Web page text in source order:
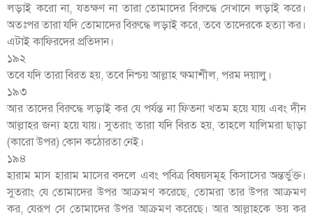
লড়াই করো না, যতক্ষণ না তারা তোমাদের বিরুদ্ধে সেখানে লড়াই করে।
অতঃপর তারা যদি তোমাদের বিরুদ্ধে লড়াই করে, তবে তাদেরকে হত্যা কর।
এটাই কাফিরদের প্রতিদান।
১৯২
তবে যদি তারা বিরত হয়, তবে নিশ্চয় আল্লাহ ক্ষমাশীল, পরম দয়ালু।
১৯৩
আর তাদের বিরুদ্ধে লড়াই কর যে পর্যন্ত না ফিতনা খতম হয়ে যায় এবং দীন
আল্লাহর জন্য হয়ে যায়। সুতরাং তারা যদি বিরত হয়, তাহলে যালিমরা ছাড়া
(কারো উপর) কোন কঠোরতা নেই।
১৯৪
হারাম মাস হারাম মাসের বদলে এবং পবিত্র বিষয়সমূহ কিসাসের অন্তর্ভুক্ত।
সুতরাং যে তোমাদের উপর আক্রমণ করেছে, তোমরা তার উপর আক্রমণ
কর, যেরূপ সে তোমাদের উপর আক্রমণ করেছে। আর আল্লাহকে ভয় কর